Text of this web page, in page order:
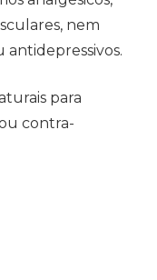
nem
para
contra-